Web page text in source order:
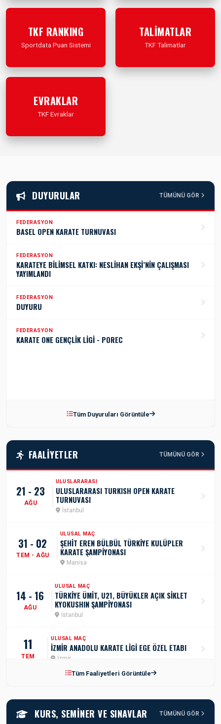
İleri Git İleri Git
TKF RANKING
Sportdata Puan Sistemi
İleri Git
TALİMATLAR
TKF Talimatlar
EVRAKLAR
TKF Evraklar
DUYURULAR TÜMÜNÜ GÖR
FEDERASYON
BASEL OPEN KARATE TURNUVASI
FEDERASYON
KARATEYE BİLİMSEL KATKI: NESLİHAN EKŞİ’NİN ÇALIŞMASI
YAYIMLANDI
FEDERASYON
DUYURU
FEDERASYON
KARATE ONE GENÇLİK LİGİ - POREC
Tüm Duyuruları Görüntüle
FAALIYETLER TÜMÜNÜ GÖR
21 - 23
AĞU
ULUSLARARASI
ULUSLARARASI TURKISH OPEN KARATE
TURNUVASI
İstanbul
31 - 02
TEM - AĞU
ULUSAL MAÇ
ŞEHİT EREN BÜLBÜL TÜRKİYE KULÜPLER
KARATE ŞAMPİYONASI
Manisa
14 - 16
AĞU
ULUSAL MAÇ
TÜRKİYE ÜMİT, U21, BÜYÜKLER AÇIK SİKLET
KYOKUSHIN ŞAMPİYONASI
İstanbul
11
TEM
ULUSAL MAÇ
İZMİR ANADOLU KARATE LİGİ EGE ÖZEL ETABI
İzmir
SPORTOTO TÜRKİYE ÜMİT, GENÇ, U21 KARATE
ŞAMPİYONASI
Samsun
Tüm Faaliyetleri Görüntüle
KURS, SEMINER VE SINAVLAR TÜMÜNÜ GÖR